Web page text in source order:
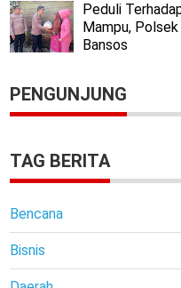
Peduli
Mampu,
Bansos
PENGUNJUNG
TAG BERITA
Bencana
Bisnis